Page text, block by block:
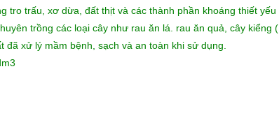
tro trấu, xơ dừa, đất thịt và các thành phần khoáng thiết yếu
trồng các loại cây như rau ăn lá. rau ăn quả, cây kiểng (
xử lý mầm bệnh, sạch và an toàn khi sử dụng.